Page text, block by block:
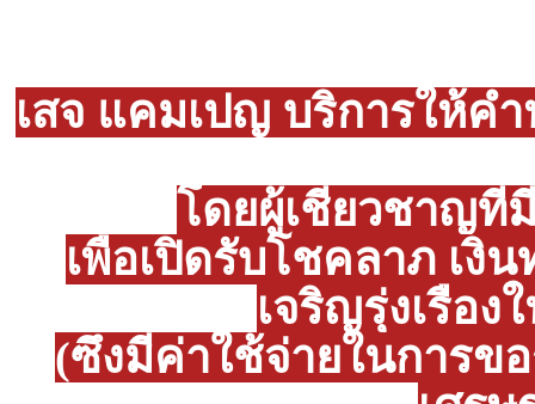
เสจ แคมเปญ บริการให้ค
โดยผู้เชี่ยวชาญที่
เพื่อเปิดรับโชคลาภ เงิ
เจริญรุ่งเรือ
(ซึ่งมีค่าใช้จ่ายในการข